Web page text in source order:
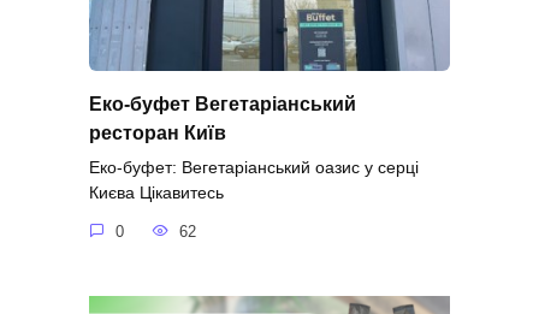
Еко-буфет Вегетаріанський
ресторан Київ
Еко-буфет: Вегетаріанський оазис у серці
Києва Цікавитесь
0 62